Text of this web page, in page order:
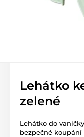
Lehátko
zelené
Lehátko do
bezpečné